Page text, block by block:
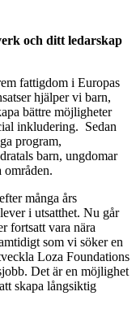
och ditt ledarskap
fattigdom i Europas
hjälper vi barn,
bättre möjligheter
inkludering. Sedan
program,
barn, ungdomar
områden.
många års
i utsatthet. Nu går
fortsatt vara nära
som vi söker en
Loza Foundations
Det är en möjlighet
skapa långsiktig